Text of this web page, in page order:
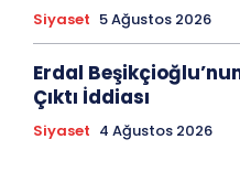
Siyaset 5 Ağustos 2026
Erdal
Çıktı İddiası
Siyaset 4 Ağustos 2026